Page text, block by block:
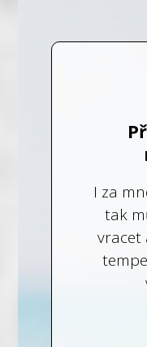
I za
tak
vracet